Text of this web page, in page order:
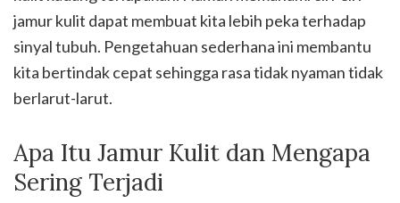
jamur kulit dapat membuat kita lebih peka terhadap
sinyal tubuh. Pengetahuan sederhana ini membantu
kita bertindak cepat sehingga rasa tidak nyaman tidak
berlarut-larut.
Apa Itu Jamur Kulit dan Mengapa
Sering Terjadi